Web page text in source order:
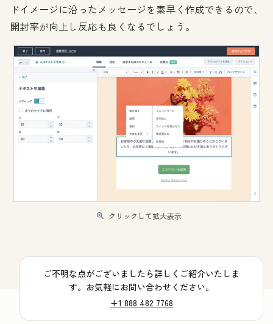
ドイメージに沿ったメッセージを素早く作成できるので、
開封率が向上し反応も良くなるでしょう。
クリックして拡大表示
ご不明な点がございましたら詳しくご紹介いたしま
す。お気軽にお問い合わせください。
+1 888 482 7768